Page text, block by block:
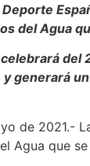
del Agua
del
generará
de 2021.-
Agua que